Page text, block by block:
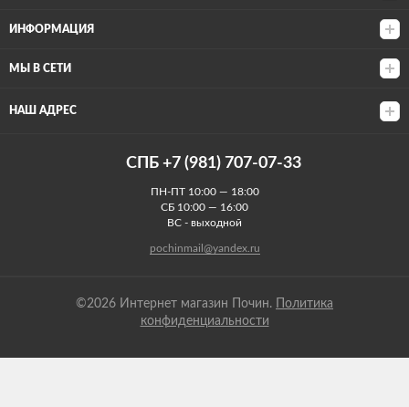
ИНФОРМАЦИЯ
МЫ В СЕТИ
НАШ АДРЕС
СПБ +7 (981) 707-07-33
ПН-ПТ 10:00 — 18:00
СБ 10:00 — 16:00
ВС - выходной
pochinmail@yandex.ru
©2026 Интернет магазин Почин.
Политика
конфиденциальности